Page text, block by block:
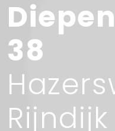
38
Rijndijk